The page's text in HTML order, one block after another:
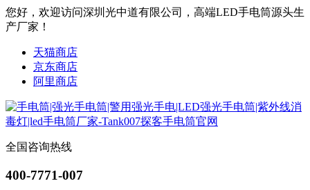
您好，欢迎访问深圳光中道有限公司，高端LED手电筒源头生
产厂家！
天猫商店
京东商店
阿里商店
全国咨询热线
400-7771-007